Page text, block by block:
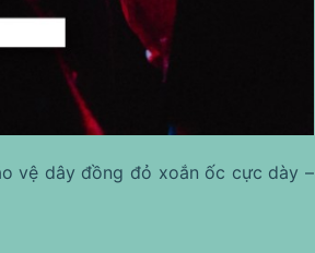
vệ dây đồng đỏ xoắn ốc cực dày –